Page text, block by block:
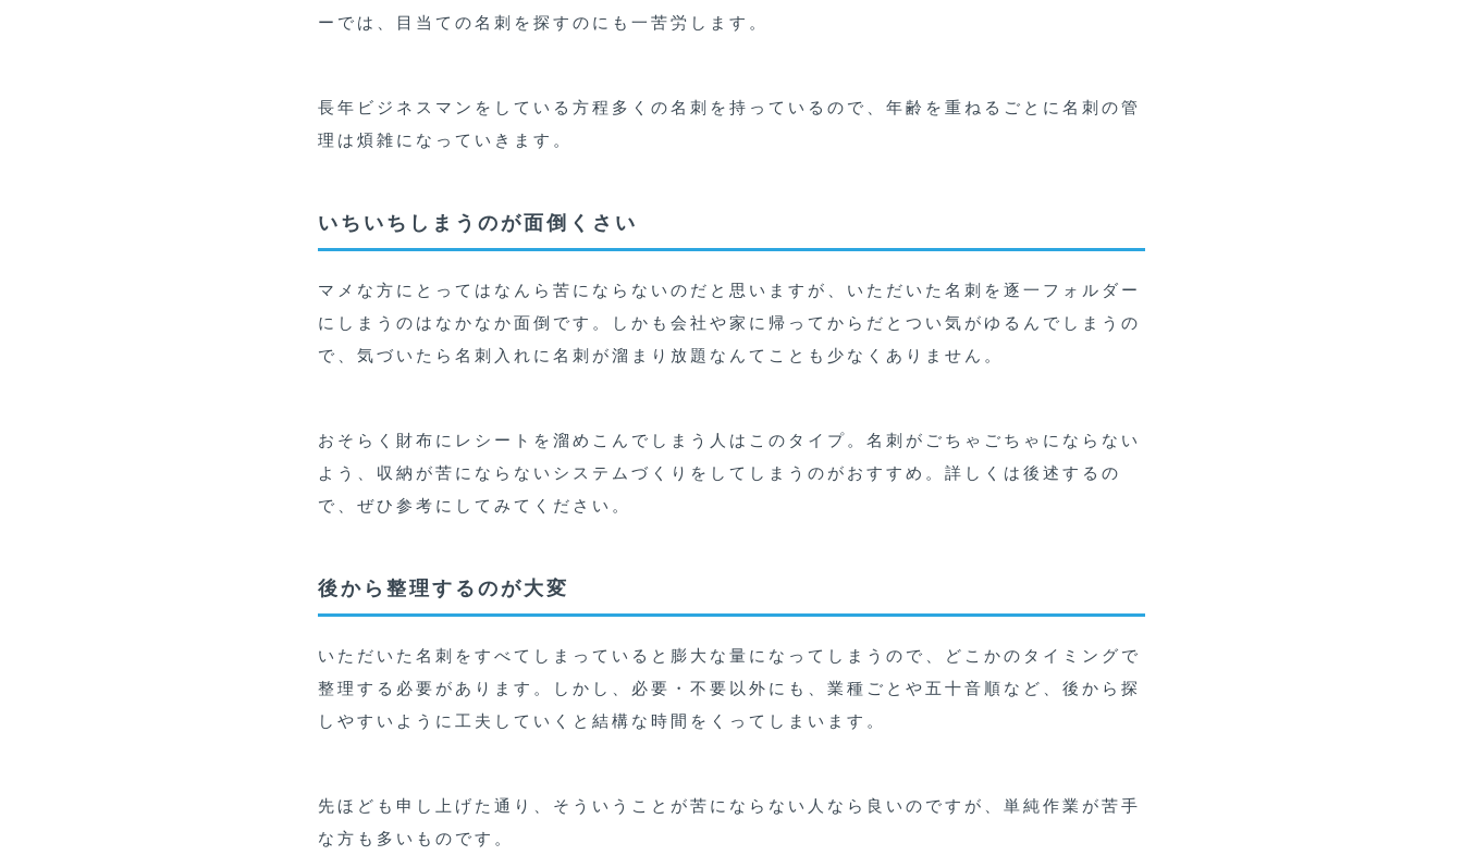
ーでは、目当ての名刺を探すのにも一苦労します。
長年ビジネスマンをしている方程多くの名刺を持っているので、年齢を重ねるごとに名刺の管
理は煩雑になっていきます。
いちいちしまうのが面倒くさい
マメな方にとってはなんら苦にならないのだと思いますが、いただいた名刺を逐一フォルダー
にしまうのはなかなか面倒です。しかも会社や家に帰ってからだとつい気がゆるんでしまうの
で、気づいたら名刺入れに名刺が溜まり放題なんてことも少なくありません。
おそらく財布にレシートを溜めこんでしまう人はこのタイプ。名刺がごちゃごちゃにならない
よう、収納が苦にならないシステムづくりをしてしまうのがおすすめ。詳しくは後述するの
で、ぜひ参考にしてみてください。
後から整理するのが大変
いただいた名刺をすべてしまっていると膨大な量になってしまうので、どこかのタイミングで
整理する必要があります。しかし、必要・不要以外にも、業種ごとや五十音順など、後から探
しやすいように工夫していくと結構な時間をくってしまいます。
先ほども申し上げた通り、そういうことが苦にならない人なら良いのですが、単純作業が苦手
な方も多いものです。